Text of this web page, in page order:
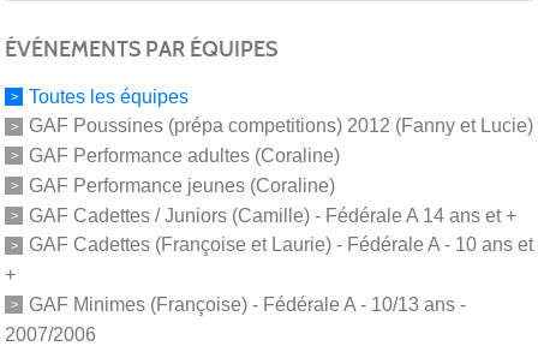
ÉVÉNEMENTS PAR ÉQUIPES
Toutes les équipes
GAF Poussines (prépa competitions) 2012 (Fanny et Lucie)
GAF Performance adultes (Coraline)
GAF Performance jeunes (Coraline)
GAF Cadettes / Juniors (Camille) - Fédérale A 14 ans et +
GAF Cadettes (Françoise et Laurie) - Fédérale A - 10 ans et
+
GAF Minimes (Françoise) - Fédérale A - 10/13 ans -
2007/2006